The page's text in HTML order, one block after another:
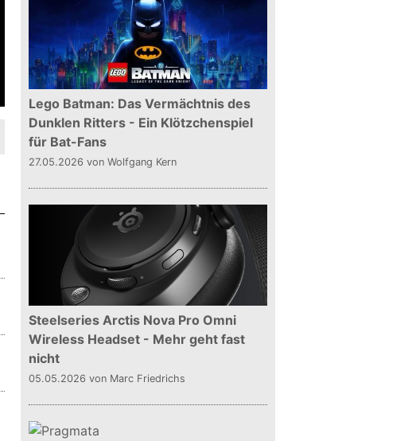
Lego Batman: Das Vermächtnis des
Dunklen Ritters - Ein Klötzchenspiel
für Bat-Fans
27.05.2026 von Wolfgang Kern
Steelseries Arctis Nova Pro Omni
Wireless Headset - Mehr geht fast
nicht
05.05.2026 von Marc Friedrichs